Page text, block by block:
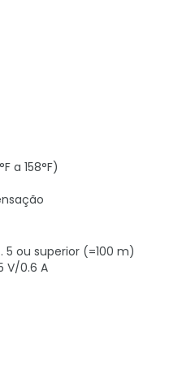
a 158°F)
5 ou superior (=100 m)
V/0.6 A